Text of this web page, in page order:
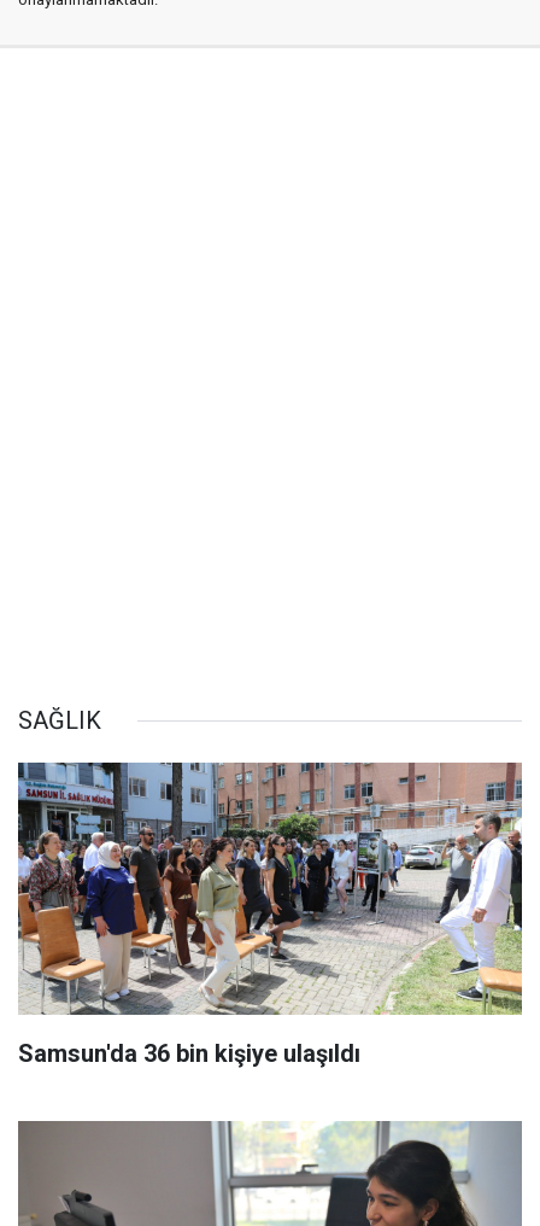
SAĞLIK
Samsun'da 36 bin kişiye ulaşıldı